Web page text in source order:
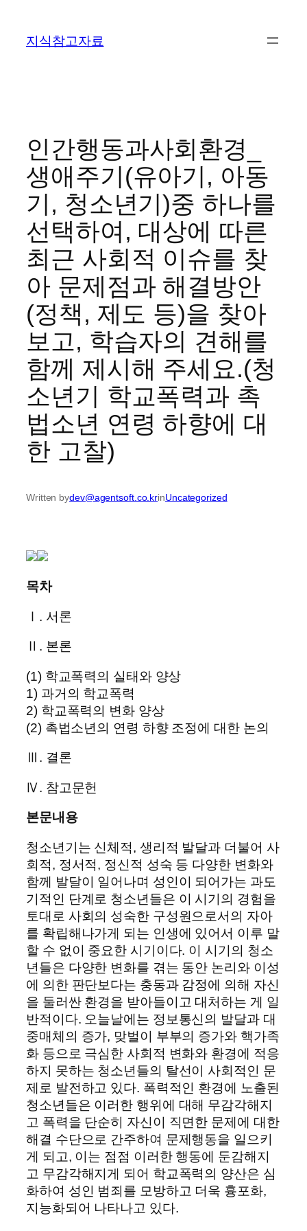
지식참고자료
인간행동과사회환경_
생애주기(유아기, 아동
기, 청소년기)중 하나를
선택하여, 대상에 따른
최근 사회적 이슈를 찾
아 문제점과 해결방안
(정책, 제도 등)을 찾아
보고, 학습자의 견해를
함께 제시해 주세요.(청
소년기 학교폭력과 촉
법소년 연령 하향에 대
한 고찰)
Written bydev@agentsoft.co.krinUncategorized
목차
Ⅰ. 서론
Ⅱ. 본론
(1) 학교폭력의 실태와 양상
1) 과거의 학교폭력
2) 학교폭력의 변화 양상
(2) 촉법소년의 연령 하향 조정에 대한 논의
Ⅲ. 결론
Ⅳ. 참고문헌
본문내용
청소년기는 신체적, 생리적 발달과 더불어 사
회적, 정서적, 정신적 성숙 등 다양한 변화와
함께 발달이 일어나며 성인이 되어가는 과도
기적인 단계로 청소년들은 이 시기의 경험을
토대로 사회의 성숙한 구성원으로서의 자아
를 확립해나가게 되는 인생에 있어서 이루 말
할 수 없이 중요한 시기이다. 이 시기의 청소
년들은 다양한 변화를 겪는 동안 논리와 이성
에 의한 판단보다는 충동과 감정에 의해 자신
을 둘러싼 환경을 받아들이고 대처하는 게 일
반적이다. 오늘날에는 정보통신의 발달과 대
중매체의 증가, 맞벌이 부부의 증가와 핵가족
화 등으로 극심한 사회적 변화와 환경에 적응
하지 못하는 청소년들의 탈선이 사회적인 문
제로 발전하고 있다. 폭력적인 환경에 노출된
청소년들은 이러한 행위에 대해 무감각해지
고 폭력을 단순히 자신이 직면한 문제에 대한
해결 수단으로 간주하여 문제행동을 일으키
게 되고, 이는 점점 이러한 행동에 둔감해지
고 무감각해지게 되어 학교폭력의 양산은 심
화하여 성인 범죄를 모방하고 더욱 흉포화,
지능화되어 나타나고 있다.